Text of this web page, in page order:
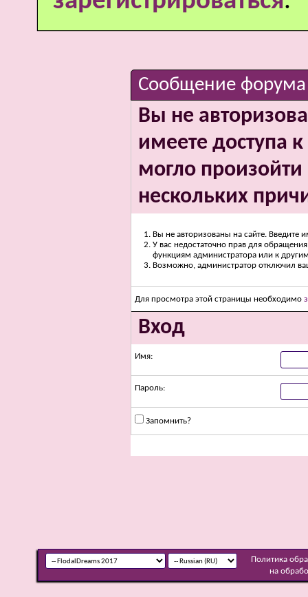
Сообщение форума
Вы не
имеете доступа
могло
нескольких
Вы не авторизованы на сайте. Введите
У вас недостаточно прав для
функциям администратора или к
Возможно, администратор отключил
Для просмотра этой страницы необходимо
Вход
Имя:
Пароль:
Запомнить?
Политика
на